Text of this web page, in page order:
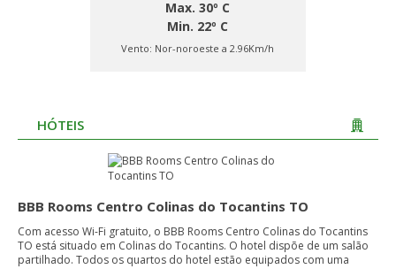
Max. 30º C
Min. 22º C
Vento: Nor-noroeste a 2.96Km/h
HÓTEIS
BBB Rooms Centro Colinas do Tocantins TO
Com acesso Wi-Fi gratuito, o BBB Rooms Centro Colinas do Tocantins
TO está situado em Colinas do Tocantins. O hotel dispõe de um salão
partilhado. Todos os quartos do hotel estão equipados com uma